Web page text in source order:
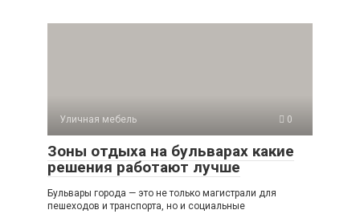
Уличная мебель 0
Зоны отдыха на бульварах какие
решения работают лучше
Бульвары города — это не только магистрали для
пешеходов и транспорта, но и социальные